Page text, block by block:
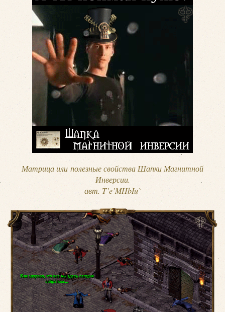
Матрица или полезные свойства Шапки Магнитной
Инверсии.
авт. T’e’MHbIu`